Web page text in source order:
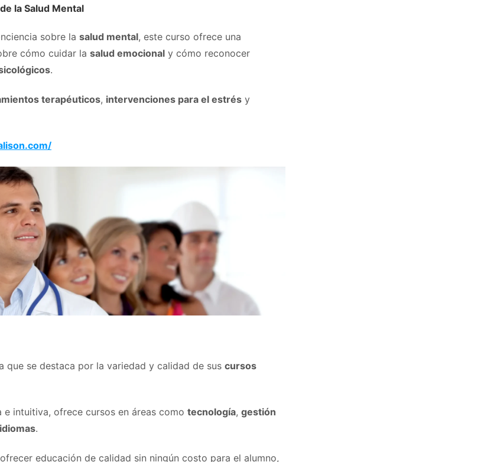
la Salud Mental
sobre la salud mental, este curso ofrece una
cómo cuidar la salud emocional y cómo reconocer
.
terapéuticos, intervenciones para el estrés y
que se destaca por la variedad y calidad de sus cursos
e intuitiva, ofrece cursos en áreas como tecnología, gestión
idiomas.
educación de calidad sin ningún costo para el alumno,